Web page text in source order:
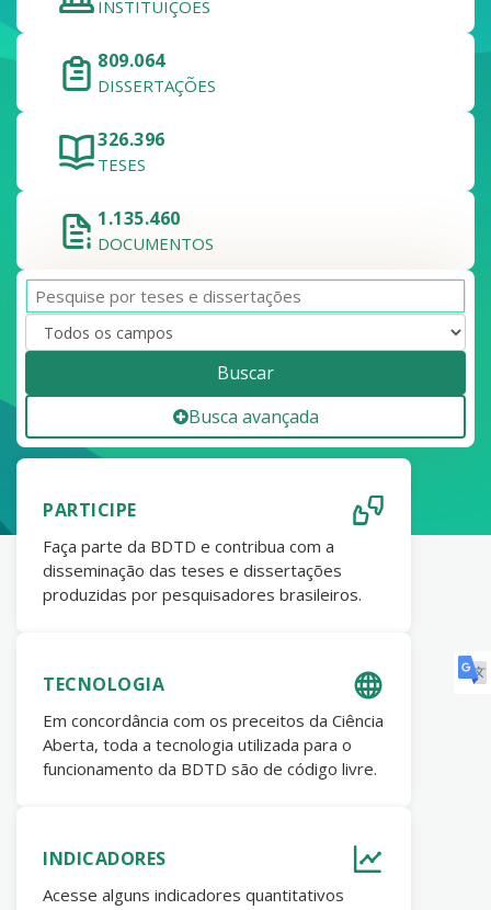
INSTITUIÇÕES
809.064
DISSERTAÇÕES
326.396
TESES
1.135.460
DOCUMENTOS
Buscar
Busca avançada
PARTICIPE
Faça parte da BDTD e contribua com a
disseminação das teses e dissertações
produzidas por pesquisadores brasileiros.
TECNOLOGIA
Em concordância com os preceitos da Ciência
Aberta, toda a tecnologia utilizada para o
funcionamento da BDTD são de código livre.
INDICADORES
Acesse alguns indicadores quantitativos